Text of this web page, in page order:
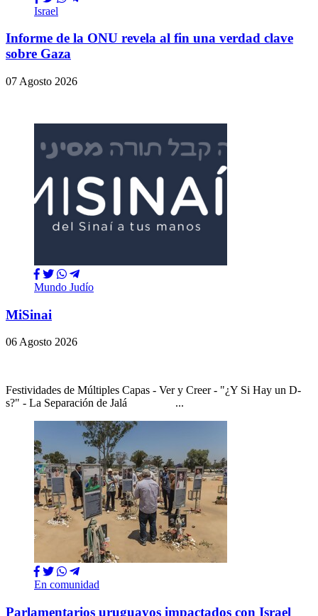
Israel
Informe de la ONU revela al fin una verdad clave
sobre Gaza
07 Agosto 2026
Mundo Judío
MiSinai
06 Agosto 2026
Festividades de Múltiples Capas - Ver y Creer - "¿Y Si Hay un D-
s?" - La Separación de Jalá ...
En comunidad
Parlamentarios uruguayos impactados con Israel